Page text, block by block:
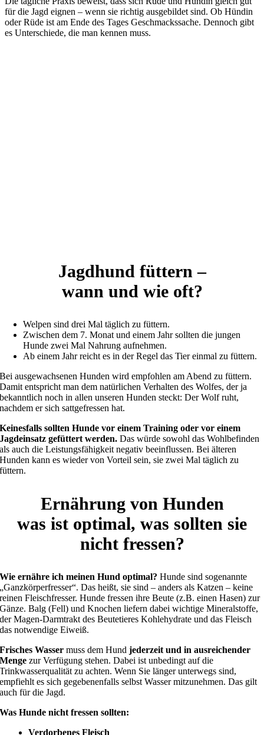
für die Jagd eignen – wenn sie richtig ausgebildet sind. Ob Hündin
oder Rüde ist am Ende des Tages Geschmackssache. Dennoch gibt
es Unterschiede, die man kennen muss.
Jagdhund füttern –
wann und wie oft?
Welpen sind drei Mal täglich zu füttern.
Zwischen dem 7. Monat und einem Jahr sollten die jungen
Hunde zwei Mal Nahrung aufnehmen.
Ab einem Jahr reicht es in der Regel das Tier einmal zu füttern.
Bei ausgewachsenen Hunden wird empfohlen am Abend zu füttern.
Damit entspricht man dem natürlichen Verhalten des Wolfes, der ja
bekanntlich noch in allen unseren Hunden steckt: Der Wolf ruht,
nachdem er sich sattgefressen hat.
Keinesfalls sollten Hunde vor einem Training oder vor einem
Jagdeinsatz gefüttert werden. Das würde sowohl das Wohlbefinden
als auch die Leistungsfähigkeit negativ beeinflussen. Bei älteren
Hunden kann es wieder von Vorteil sein, sie zwei Mal täglich zu
füttern.
Ernährung von Hunden
was ist optimal, was sollten sie
nicht fressen?
Wie ernähre ich meinen Hund optimal?Hunde sind sogenannte
„Ganzkörperfresser“. Das heißt, sie sind – anders als Katzen – keine
reinen Fleischfresser. Hunde fressen ihre Beute (z.B. einen Hasen) zur
Gänze. Balg (Fell) und Knochen liefern dabei wichtige Mineralstoffe,
der Magen-Darmtrakt des Beutetieres Kohlehydrate und das Fleisch
das notwendige Eiweiß.
Frisches Wasser muss dem Hundjederzeit und in ausreichender
Menge zur Verfügung stehen. Dabei ist unbedingt auf die
Trinkwasserqualität zu achten. Wenn Sie länger unterwegs sind,
empfiehlt es sich gegebenenfalls selbst Wasser mitzunehmen. Das gilt
auch für die Jagd.
Was Hunde nicht fressen sollten:
Verdorbenes Fleisch